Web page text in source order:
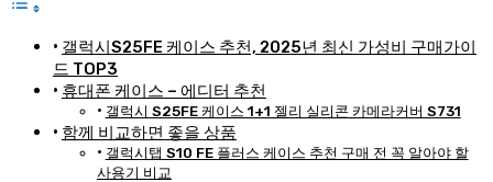
갤럭시S25FE 케이스 추천, 2025년 최신 가성비 구매가이
드 TOP3
휴대폰 케이스 – 에디터 추천
갤럭시 S25FE 케이스 1+1 젤리 실리콘 카메라커버 S731
함께 비교하면 좋을 상품
갤럭시탭 S10 FE 플러스 케이스 추천 구매 전 꼭 알아야 할
사용기 비교